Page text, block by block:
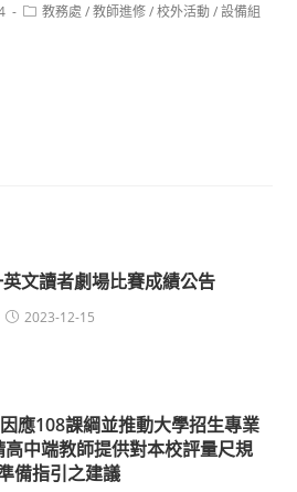
Post教務處 / 教師進修 / 校外活動 / 設備組
文讀者劇場比賽成績公告
2023-12-15
應108課綱並推動大學招生專業
中端教師提供對本校評量尺規
備指引之建議